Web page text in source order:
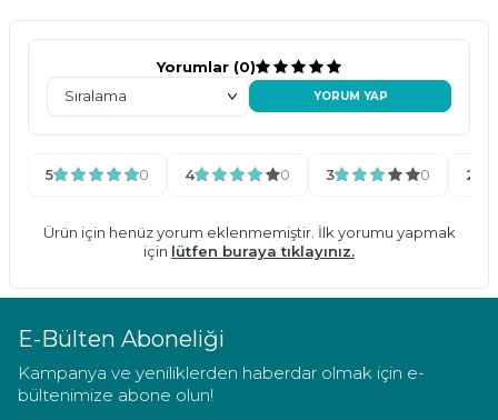
Yorumlar (0)
YORUM YAP
5 0 4 0 3 0 2
Ürün için henüz yorum eklenmemiştir. İlk yorumu yapmak
için lütfen buraya tıklayınız.
E-Bülten Aboneliği
Kampanya ve yeniliklerden haberdar olmak için e-
bültenimize abone olun!